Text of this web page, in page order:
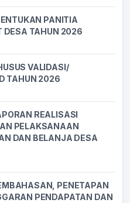
PANITIA
DESA TAHUN 2026
VALIDASI/
TAHUN 2026
REALISASI
PELAKSANAAN
DAN BELANJA DESA
PENETAPAN
PENDAPATAN DAN